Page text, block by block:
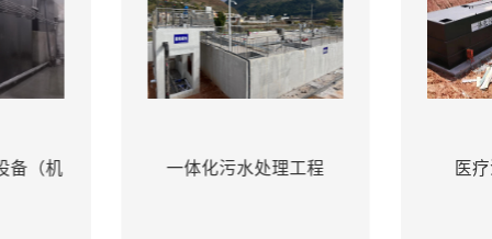
理工程 医疗污水处理设备